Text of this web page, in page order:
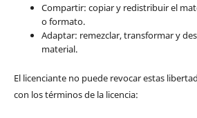
Compartir: copiar y redistribuir el
o formato.
Adaptar: remezclar, transformar y
material.
El licenciante no puede revocar estas
con los términos de la licencia: